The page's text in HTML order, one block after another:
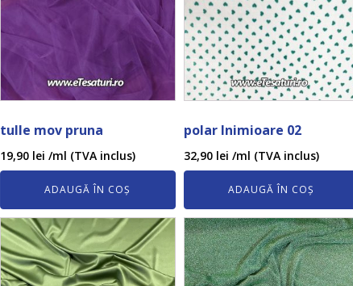
tulle mov pruna
19,90 lei /ml (TVA inclus)
ADAUGĂ ÎN COȘ
polar Inimioare 02
32,90 lei /ml (TVA inclus)
ADAUGĂ ÎN COȘ